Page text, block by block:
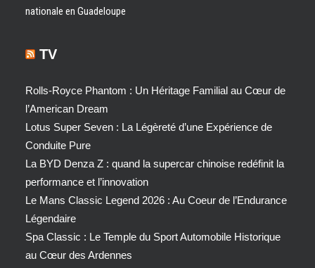
nationale en Guadeloupe
TV
Rolls-Royce Phantom : Un Héritage Familial au Cœur de
l’American Dream
Lotus Super Seven : La Légèreté d’une Expérience de
Conduite Pure
La BYD Denza Z : quand la supercar chinoise redéfinit la
performance et l’innovation
Le Mans Classic Legend 2026 : Au Coeur de l’Endurance
Légendaire
Spa Classic : Le Temple du Sport Automobile Historique
au Cœur des Ardennes